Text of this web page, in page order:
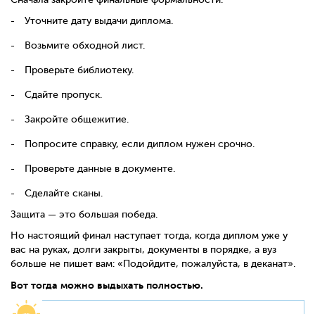
Уточните дату выдачи диплома.
Возьмите обходной лист.
Проверьте библиотеку.
Сдайте пропуск.
Закройте общежитие.
Попросите справку, если диплом нужен срочно.
Проверьте данные в документе.
Сделайте сканы.
Защита — это большая победа.
Но настоящий финал наступает тогда, когда диплом уже у
вас на руках, долги закрыты, документы в порядке, а вуз
больше не пишет вам: «Подойдите, пожалуйста, в деканат».
Вот тогда можно выдыхать полностью.